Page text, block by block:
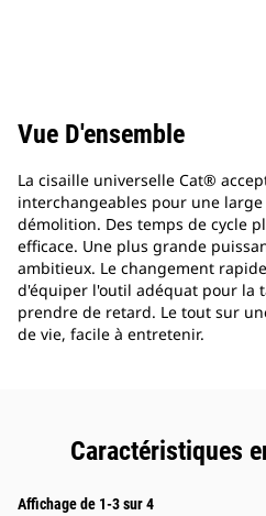
Vue D'ensemble
La cisaille universelle Cat®
interchangeables pour une
démolition. Des temps de cycle
efficace. Une plus grande
ambitieux. Le changement
d'équiper l'outil adéquat pour la
prendre de retard. Le tout sur
de vie, facile à entretenir.
Caractéristiques
Affichage de 1-3 sur 4